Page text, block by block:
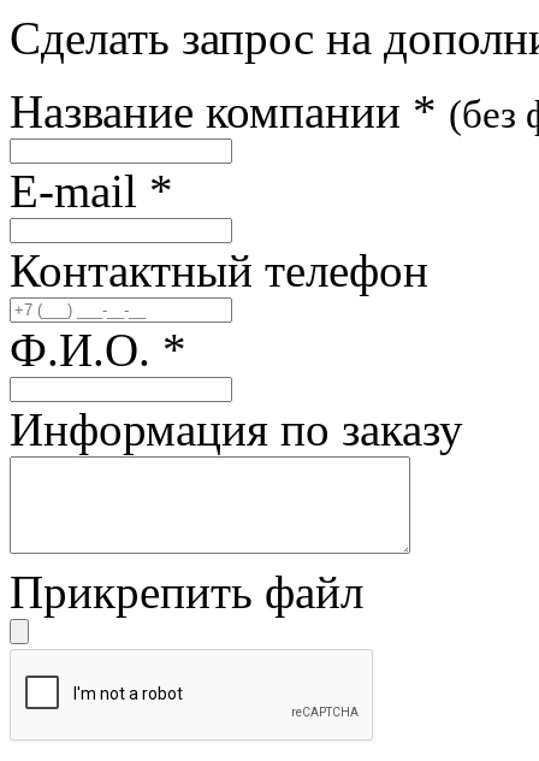
Сделать запрос на
Название компании * (без
E-mail *
Контактный телефон
Ф.И.О. *
Информация по заказу
Прикрепить файл